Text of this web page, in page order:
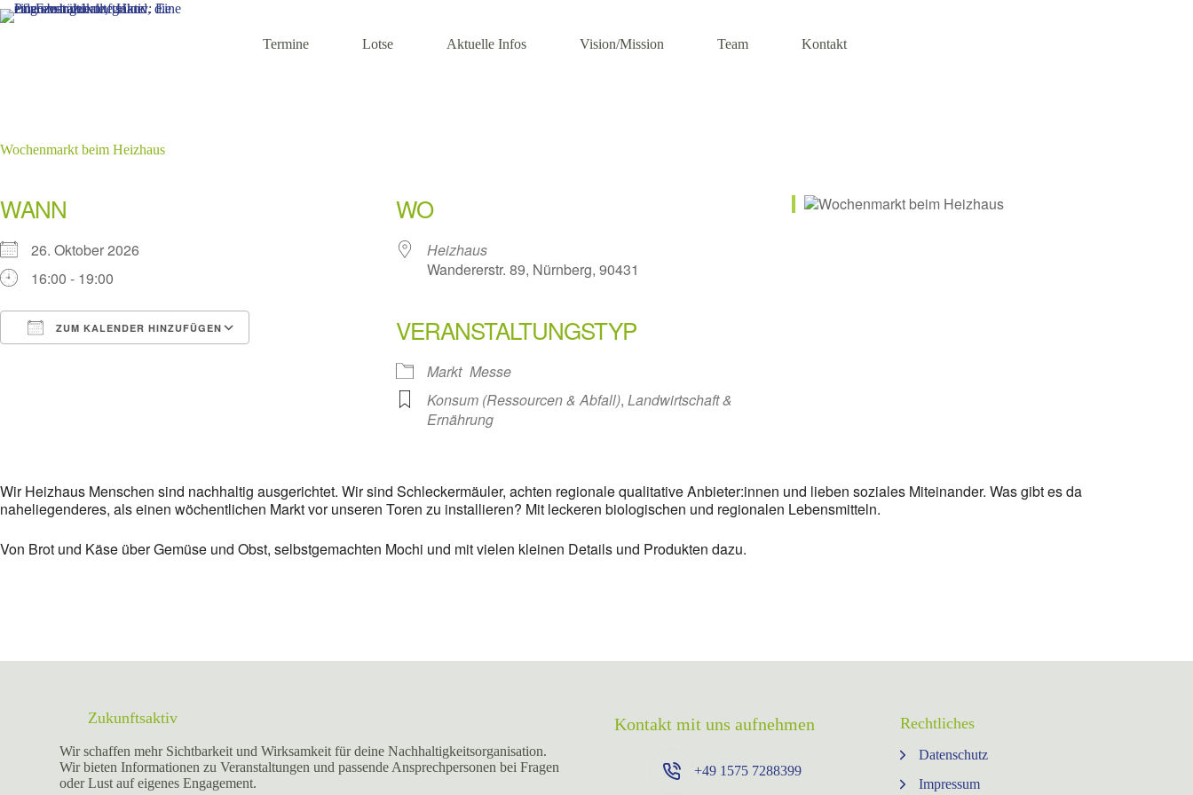
Zum
Inhalt
Termine Lotse Aktuelle Infos Vision/Mission Team Kontakt
Wochenmarkt beim Heizhaus
WANN
26. Oktober 2026
16:00 - 19:00
ZUM KALENDER HINZUFÜGEN
WO
Heizhaus
Wandererstr. 89, Nürnberg, 90431
VERANSTALTUNGSTYP
Markt Messe
Konsum (Ressourcen & Abfall), Landwirtschaft &
Ernährung
Wir Heizhaus Menschen sind nachhaltig ausgerichtet. Wir sind Schleckermäuler, achten regionale qualitative Anbieter:innen und lieben soziales Miteinander. Was gibt es da
naheliegenderes, als einen wöchentlichen Markt vor unseren Toren zu installieren? Mit leckeren biologischen und regionalen Lebensmitteln.
Von Brot und Käse über Gemüse und Obst, selbstgemachten Mochi und mit vielen kleinen Details und Produkten dazu.
Zukunftsaktiv
Wir schaffen mehr Sichtbarkeit und Wirksamkeit für deine Nachhaltigkeitsorganisation.
Wir bieten Informationen zu Veranstaltungen und passende Ansprechpersonen bei Fragen
oder Lust auf eigenes Engagement.
Kontakt mit uns aufnehmen
+49 ⁨1575 7288399⁩
Rechtliches
Datenschutz
Impressum